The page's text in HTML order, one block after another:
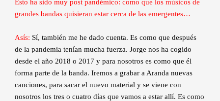
Esto ha sido muy post pandémico: como que los músicos de
grandes bandas quisieran estar cerca de las emergentes…
Asís: Sí, también me he dado cuenta. Es como que después
de la pandemia tenían mucha fuerza. Jorge nos ha cogido
desde el año 2018 o 2017 y para nosotros es como que él
forma parte de la banda. Iremos a grabar a Aranda nuevas
canciones, para sacar el nuevo material y se viene con
nosotros los tres o cuatro días que vamos a estar allí. Es como